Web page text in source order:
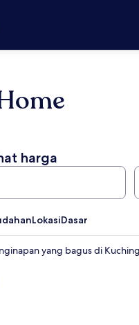
harga
LokasiDasar
yang bagus di